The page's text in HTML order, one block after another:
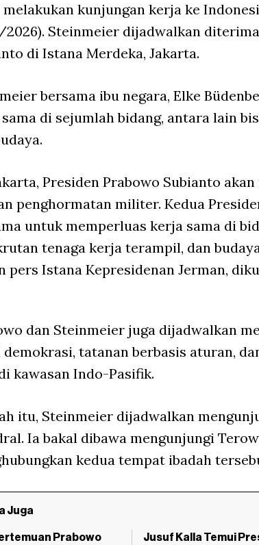
melakukan kunjungan kerja ke
2026). Steinmeier dijadwalkan
di Istana Merdeka, Jakarta.
bersama ibu negara, Elke
di sejumlah bidang, antara lain
Presiden Prabowo Subianto
penghormatan militer. Kedua
untuk memperluas kerja sama di
tenaga kerja terampil, dan
pers Istana Kepresidenan Jerman,
dan Steinmeier juga dijadwalkan
demokrasi, tatanan berbasis aturan,
kawasan Indo-Pasifik.
itu, Steinmeier dijadwalkan
Ia bakal dibawa mengunjungi
kedua tempat ibadah
Juga
Prabowo
Jusuf Kalla Temui